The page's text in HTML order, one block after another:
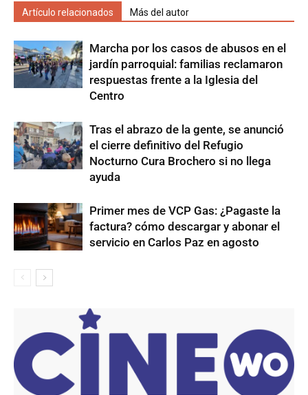
Artículo relacionados Más del autor
Marcha por los casos de abusos en el
jardín parroquial: familias reclamaron
respuestas frente a la Iglesia del
Centro
Tras el abrazo de la gente, se anunció
el cierre definitivo del Refugio
Nocturno Cura Brochero si no llega
ayuda
Primer mes de VCP Gas: ¿Pagaste la
factura? cómo descargar y abonar el
servicio en Carlos Paz en agosto